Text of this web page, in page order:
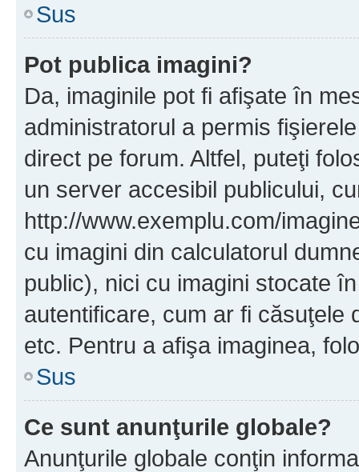
Sus
Pot publica imagini?
Da, imaginile pot fi afişate în
administratorul a permis
direct pe forum. Altfel, puteţi
un server accesibil publicului,
http://www.exemplu.com/
cu imagini din calculatorul
public), nici cu imagini stocate
autentificare, cum ar fi căsuţele
etc. Pentru a afişa imaginea,
Sus
Ce sunt anunţurile globale?
Anunţurile globale conţin